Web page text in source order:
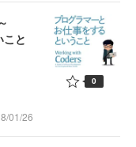
と
01/26
0